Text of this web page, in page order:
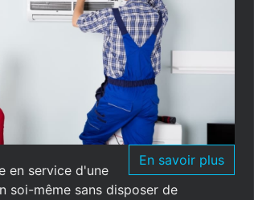
En savoir plus
en service d'une
soi-même sans disposer de